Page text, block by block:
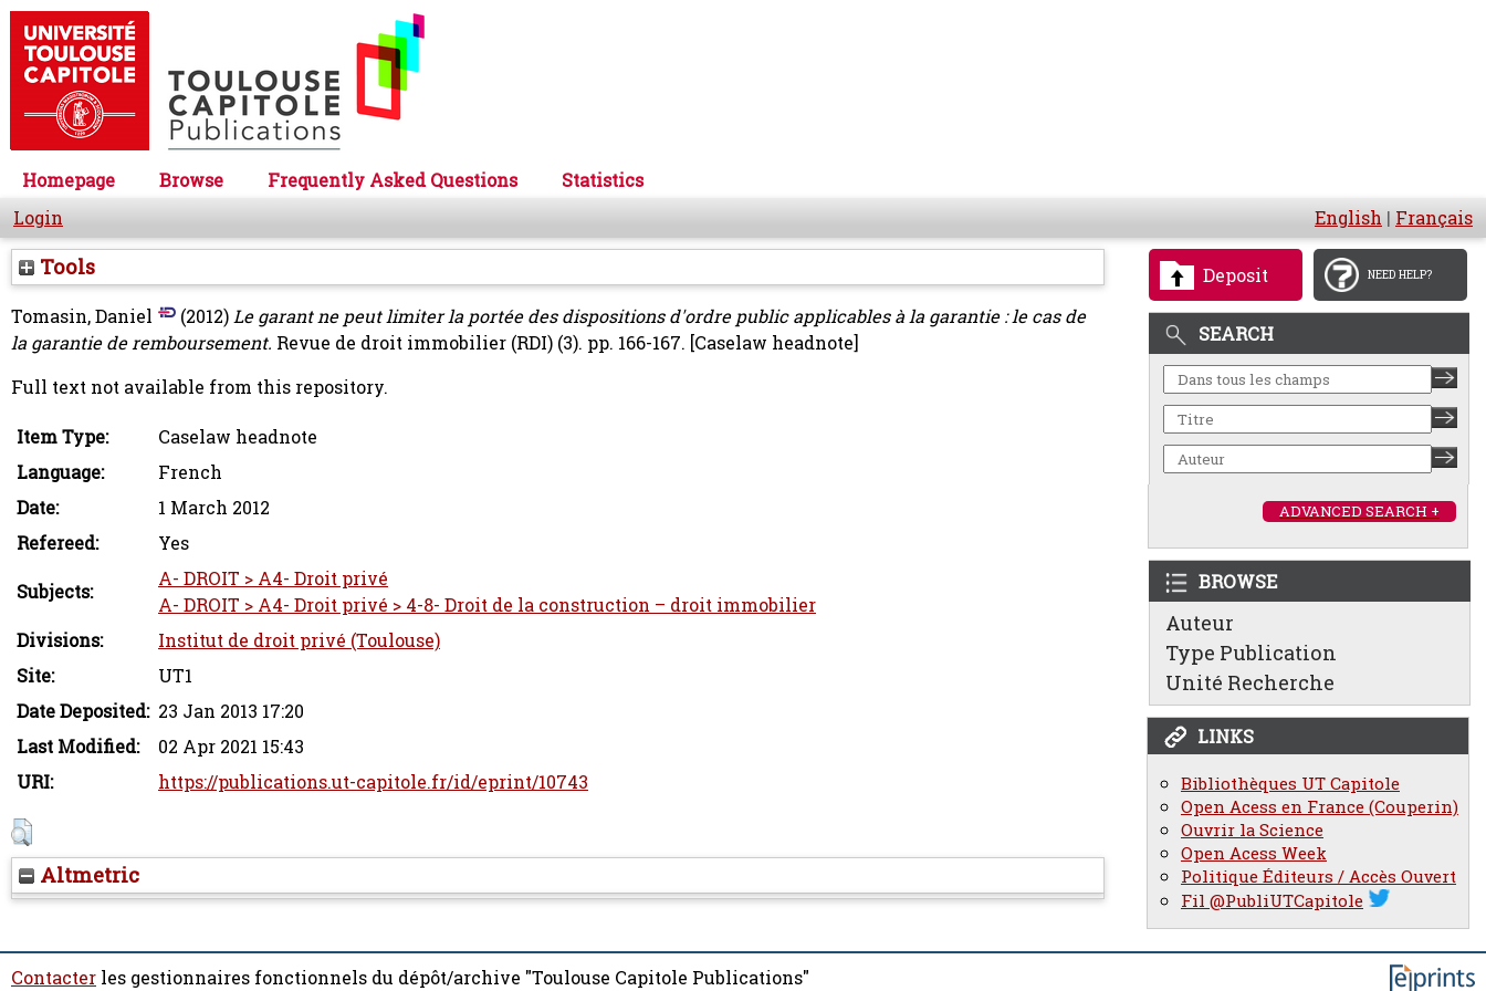
Homepage Browse Frequently Asked Questions
Statistics
Login
English | Français
Deposit NEED HELP?
SEARCH
ADVANCED SEARCH +
BROWSE
Auteur
Type Publication
Unité Recherche
LINKS
Bibliothèques UT Capitole
Open Acess en France (Couperin)
Ouvrir la Science
Open Acess Week
Politique Éditeurs / Accès Ouvert
Fil @PubliUTCapitole
Tools
Tomasin, Daniel (2012)Le garant ne peut limiter la portée des dispositions d'ordre public applicables à la garantie : le cas de
la garantie de remboursement. Revue de droit immobilier (RDI) (3). pp. 166-167. [Caselaw headnote]
Full text not available from this repository.
Item Type:
Caselaw headnote
Language:
French
Date:
1 March 2012
Refereed:
Yes
Subjects:
A- DROIT > A4- Droit privé
A- DROIT > A4- Droit privé > 4-8- Droit de la construction – droit immobilier
Divisions:
Institut de droit privé (Toulouse)
Site:
UT1
Date Deposited: 23 Jan 2013 17:20
Last Modified:
02 Apr 2021 15:43
URI:
https://publications.ut-capitole.fr/id/eprint/10743
Altmetric
Contacter les gestionnaires fonctionnels du dépôt/archive "Toulouse Capitole Publications"